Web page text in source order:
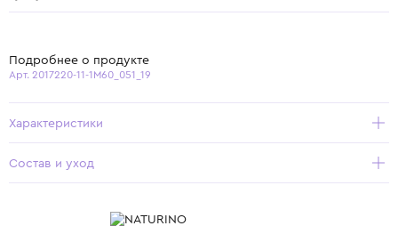
Подробнее о продукте
Арт. 2017220-11-1M60_051_19
Характеристики
Состав и уход